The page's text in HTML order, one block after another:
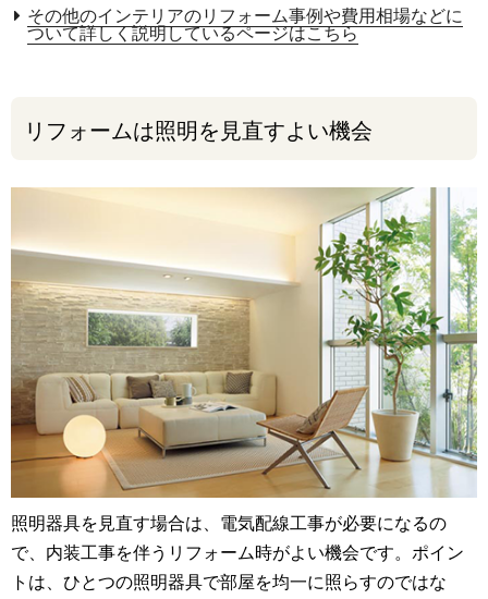
その他のインテリアのリフォーム事例や費用相場などに
ついて詳しく説明しているページはこちら
リフォームは照明を見直すよい機会
照明器具を見直す場合は、電気配線工事が必要になるの
で、内装工事を伴うリフォーム時がよい機会です。ポイン
トは、ひとつの照明器具で部屋を均一に照らすのではな